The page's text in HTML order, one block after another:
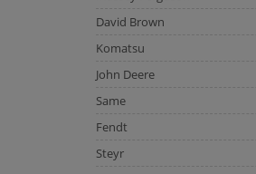
David Brown
Komatsu
John Deere
Same
Fendt
Steyr